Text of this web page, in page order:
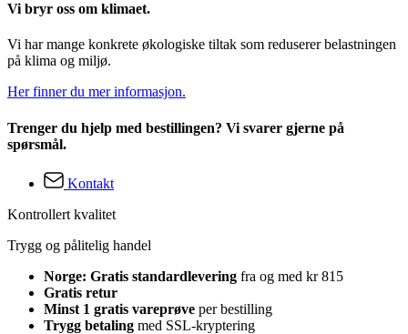
Vi bryr oss om klimaet.
Vi har mange konkrete økologiske tiltak som reduserer belastningen
på klima og miljø.
Her finner du mer informasjon.
Trenger du hjelp med bestillingen? Vi svarer gjerne på
spørsmål.
Kontakt
Kontrollert kvalitet
Trygg og pålitelig handel
Norge: Gratis standardlevering fra og med kr 815
Gratis retur
Minst 1 gratis vareprøve per bestilling
Trygg betaling med SSL-kryptering